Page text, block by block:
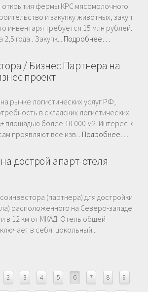
открытия фермы КРС мясомолочного
и закупку животных, закуп
инвентаря требуется 15 млн рублей.
года . Закупк... Подробнее…
/ Бизнес Партнера на
проект
рынке логистических услуг РФ,
в складских логистических
площадью более 10 000 м2. Интерес к
проявляют все изв... Подробнее…
дострой апарт-отеля
(партнера) для достройки
расположенного на Северо-западе
в 12 км от МКАД. Отель общей
в себя: цокольный...
2 3 4 5 6 7 8 9